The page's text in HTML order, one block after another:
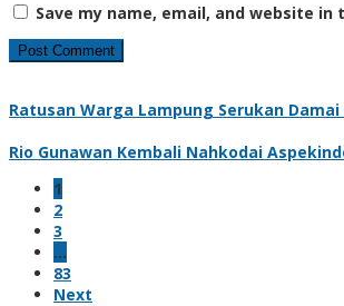
Save my name, email, and website
Ratusan Warga Lampung Serukan
Rio Gunawan Kembali Nahkodai
1
2
3
…
83
Next